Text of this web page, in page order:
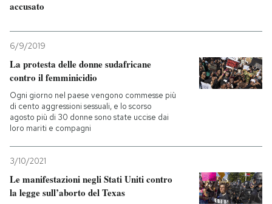
accusato
6/9/2019
La protesta delle donne sudafricane
contro il femminicidio
Ogni giorno nel paese vengono commesse più
di cento aggressioni sessuali, e lo scorso
agosto più di 30 donne sono state uccise dai
loro mariti e compagni
3/10/2021
Le manifestazioni negli Stati Uniti contro
la legge sull’aborto del Texas